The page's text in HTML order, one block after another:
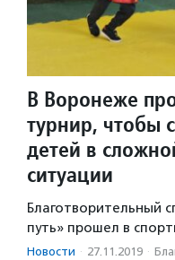
В Воронеже
турнир, чтобы
детей в
ситуации
Благотворительный
путь» прошел в
Новости · 27.11.2019 ·